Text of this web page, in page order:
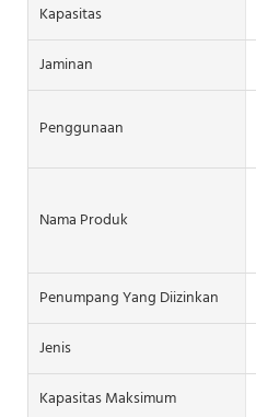
Kapasitas
Jaminan
Penggunaan
Nama Produk
Penumpang Yang Diizinkan
Jenis
Kapasitas Maksimum